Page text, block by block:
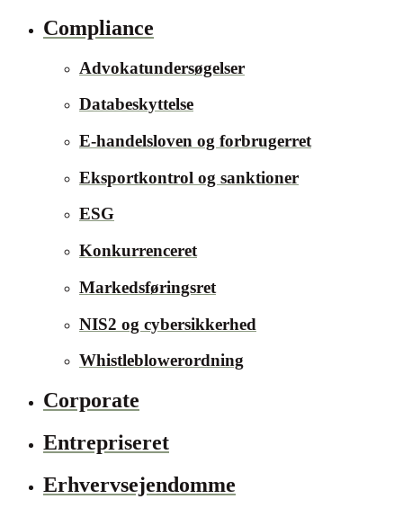
Compliance
Advokatundersøgelser
Databeskyttelse
E-handelsloven og forbrugerret
Eksportkontrol og sanktioner
ESG
Konkurrenceret
Markedsføringsret
NIS2 og cybersikkerhed
Whistleblowerordning
Corporate
Entrepriseret
Erhvervsejendomme